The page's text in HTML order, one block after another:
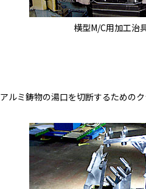
横型M/C用加工治
アルミ鋳物の湯口を切断するための